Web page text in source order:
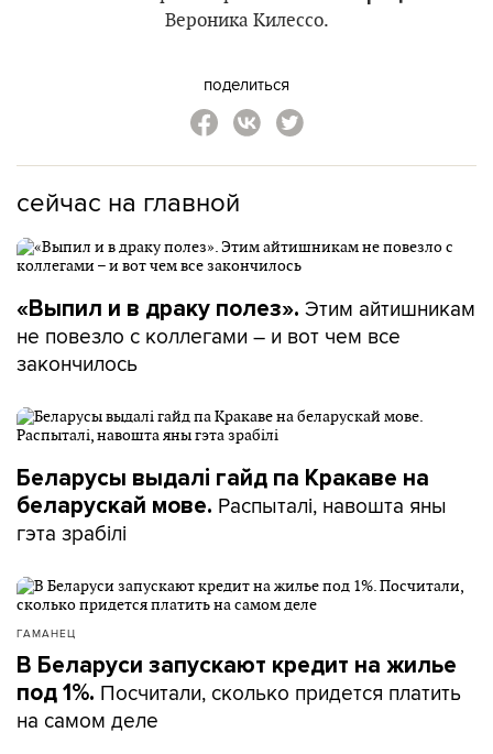
Вероника Килессо.
поделиться
сейчас на главной
«Выпил и в драку полез». Этим айтишникам
не повезло с коллегами – и вот чем все
закончилось
Беларусы выдалі гайд па Кракаве на
беларускай мове. Распыталі, навошта яны
гэта зрабілі
ГАМАНЕЦ
В Беларуси запускают кредит на жилье
под 1%. Посчитали, сколько придется платить
на самом деле